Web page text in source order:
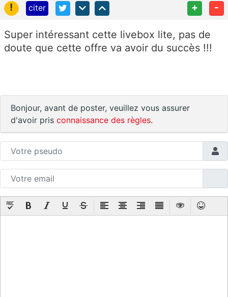
!
citer + -
Super intéressant cette livebox lite, pas de
doute que cette offre va avoir du succès !!!
Bonjour, avant de poster, veuillez vous assurer
d'avoir pris connaissance des règles.